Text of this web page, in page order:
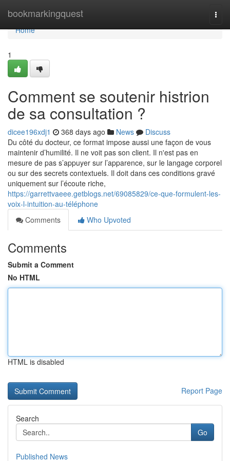
bookmarkingquest
Home
Home
1
Comment se soutenir histrion
de sa consultation ?
dicee196xdj1 368 days ago News
Discuss
Du côté du docteur, ce format impose aussi une façon de vous
maintenir d’humilité. Il ne voit pas son client. Il n'est pas en
mesure de pas s’appuyer sur l’apparence, sur le langage corporel
ou sur des secrets contextuels. Il doit dans ces conditions gravé
uniquement sur l’écoute riche,
https://garrettvaeee.getblogs.net/69085829/ce-que-formulent-les-
voix-l-intuition-au-téléphone
Comments
Who Upvoted
Comments
Submit a Comment
No HTML
HTML is disabled
Report Page
Search
Go
Published News